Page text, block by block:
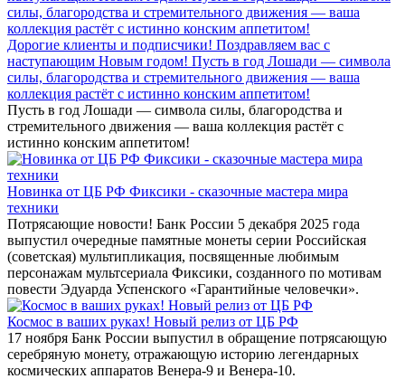
Дорогие клиенты и подписчики! Поздравляем вас с
наступающим Новым годом! Пусть в год Лошади — символа
силы, благородства и стремительного движения — ваша
коллекция растёт с истинно конским аппетитом!
Пусть в год Лошади — символа силы, благородства и
стремительного движения — ваша коллекция растёт с
истинно конским аппетитом!
Новинка от ЦБ РФ Фиксики - сказочные мастера мира
техники
Потрясающие новости! Банк России 5 декабря 2025 года
выпустил очередные памятные монеты серии Российская
(советская) мультипликация, посвященные любимым
персонажам мультсериала Фиксики, созданного по мотивам
повести Эдуарда Успенского «Гарантийные человечки».
Космос в ваших руках! Новый релиз от ЦБ РФ
17 ноября Банк России выпустил в обращение потрясающую
серебряную монету, отражающую историю легендарных
космических аппаратов Венера-9 и Венера-10.